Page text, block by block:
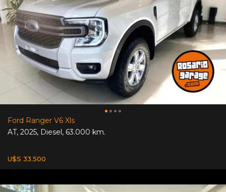
Ford Ranger V6 Xls
AT, 2025, Diesel, 63.000 km.
U$S 33.500